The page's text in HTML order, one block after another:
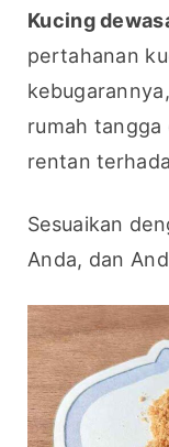
Kucing
pertahanan
rumah tangga
rentan
Sesuaikan
Anda, dan